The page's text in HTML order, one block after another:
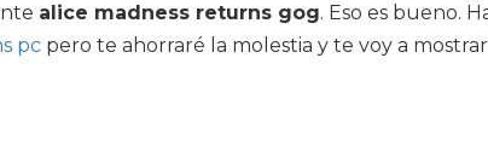
alice madness returns gog. Eso es bueno.
pc pero te ahorraré la molestia y te voy a